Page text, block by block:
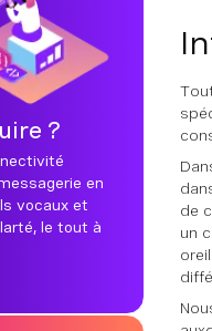
?
en
vocaux et
le tout à
de
un